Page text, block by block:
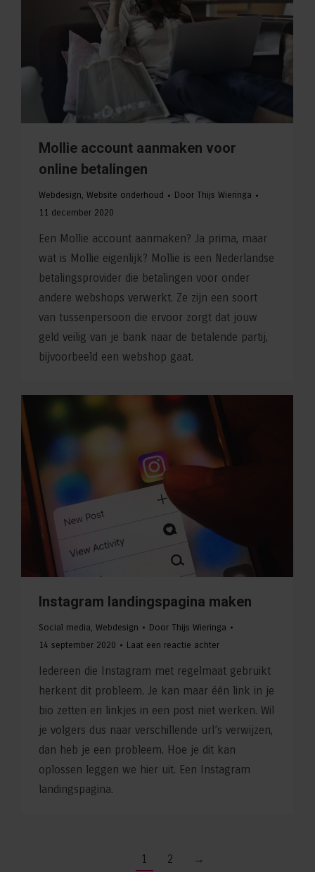
Mollie account aanmaken voor
online betalingen
Webdesign, Website onderhoud Door Thijs Wieringa
11 december 2020
Een Mollie account aanmaken? Ja prima, maar
wat is Mollie eigenlijk? Mollie is een Nederlandse
betalingsprovider die betalingen voor onder
andere webshops verwerkt. Ze zijn een soort
van tussenpersoon die ervoor zorgt dat jouw
geld veilig van je bank naar de betalende partij,
bijvoorbeeld een webshop gaat.
Instagram landingspagina maken
Social media, Webdesign Door Thijs Wieringa
14 september 2020
Laat een reactie achter
Iedereen die Instagram met regelmaat gebruikt
herkent dit probleem. Je kan maar één link in je
bio zetten en linkjes in een post niet werken. Wil
je volgers dus naar verschillende url’s verwijzen,
dan heb je een probleem. Hoe je dit kan
oplossen leggen we hier uit. Een Instagram
landingspagina.
1 2 →